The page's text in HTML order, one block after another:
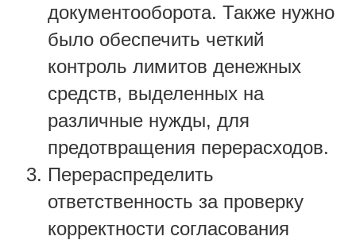
документооборота. Также нужно
было обеспечить четкий
контроль лимитов денежных
средств, выделенных на
различные нужды, для
предотвращения перерасходов.
Перераспределить
ответственность за проверку
корректности согласования